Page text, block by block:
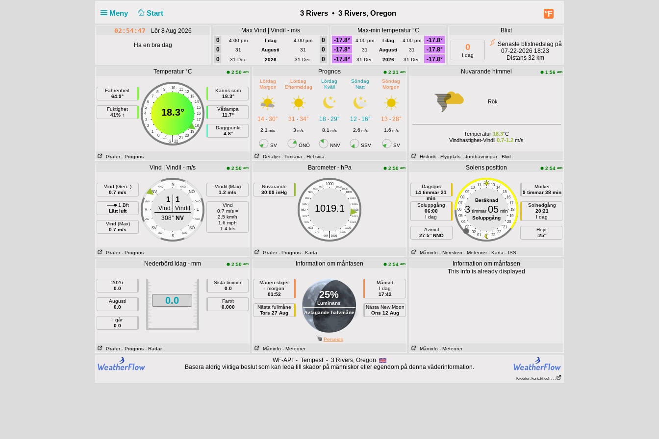
Meny Start °F
3 Rivers • 3 Rivers, Oregon
02:54:47 Lör 8 Aug 2026
Ha en bra dag
Max Vind | Vindil - m/s
0
4:00 pm I dag 4:00 pm
0
0
31 Augusti 31
0
0
31 Dec 2026 31 Dec 0
Max-min temperatur °C
-17.8°
4:00 pm I dag 4:00 pm
-17.8°
-17.8°
31 Augusti 31
-17.8°
-17.8°
31 Dec 2026 31 Dec -17.8°
Blixt
0
I dag
Senaste blixtnedslag på
07-22-2026 18:23
Distans 32 km
Temperatur °C
2:50 am
Fahrenheit
64.9°
Fuktighet
41% ↑
10
9 11
8
12
7
13
6
14
5
15
4
16
3
17
2
18
1
19
0
20
-1 21
|
-2 22
18.3°
Känns som
18.3°
Våtlampa
11.7°
Daggpunkt
4.8°
Grafer - Prognos
Prognos 2:21 am
Lördag
Morgon
Lördag
Eftermiddag
Lördag
Kväll
Söndag
Natt
Söndag
Morgon
14 - 30° 31 - 34° 18- 29° 12 - 16° 13 - 28°
2.1 m/s 3 m/s 8.1 m/s 2.6 m/s 1.6 m/s
SV ÖNÖ NNV SSV SV
Detaljer - Timtaxa - Hel sida
Nuvarande himmel 1:56 am
Rök
Temperatur 18.3°C
Vindhastighet-Vindil 0.7-1.2 m/s
Historik - Flygplats - Jordbävningar - Blixt
Vind | Vindil - m/s 2:50 am
Vind (Gen. )
0.7 m/s
1 Bft
Lätt luft
Vind (Max)
0.7 m/s
N
NNV NNÖ
NV NÖ
VNV ÖNÖ
V E
VSV ÖSÖ
SV SÖ
SSV SSÖ
S
1 1
Vind
Vindil
308° NV
Vindil (Max)
1.2 m/s
Vind
0.7 m/s =
2.5 km/h
1.6 mph
1.4 kts
Grafer - Prognos
Barometer - hPa 2:50 am
Nuvarande
30.09 inHg
1000
997 1003
994
1006
991
1009
988
1012
985
1015
982
1018
979
1021
976
1024
973
1027
970
1030
|
964 1036
1019.1
Grafer - Prognos - Karta
Solens position 2:54 am
Dagsljus
14 timmar 21
min
Soluppgång
06:00
I dag
Azimut
27.5° NNÖ
11 13
10
14
09
15
08
16
07
17
06
18
05
19
04
20
03
21
02
22
01 23
Beräknad
3 timmar05 min
Soluppgång
Mörker
9 timmar 38 min
Solnedgång
20:21
I dag
Höjd
-25°
Måninfo - Norrsken - Meteorer - Karta - ISS
Nederbörd idag - mm 2:50 am
2026
0.0
Augusti
0.0
I går
0.0
0.0
Sista timmen
0.0
Fart/t
0.000
Grafer - Prognos - Radar
Information om månfasen 2:54 am
Månen stiger
I morgon
01:52
Nästa fullmåne
Tors 27 Aug
25%
Luminans
Avtagande halvmåne
Månset
I dag
17:42
Nästa New Moon
Ons 12 Aug
Perseids
Måninfo - Meteorer
Information om månfasen
This info is already displayed
Måninfo - Meteorer
WF-API - Tempest - 3 Rivers, Oregon
Basera aldrig viktiga beslut som kan leda till skador på människor eller egendom på denna väderinformation.
Krediter, kontakt och . . .